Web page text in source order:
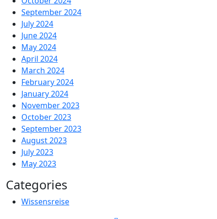
September 2024
July 2024
June 2024
May 2024
April 2024
March 2024
February 2024
January 2024
November 2023
October 2023
September 2023
August 2023
July 2023
May 2023
Categories
Wissensreise